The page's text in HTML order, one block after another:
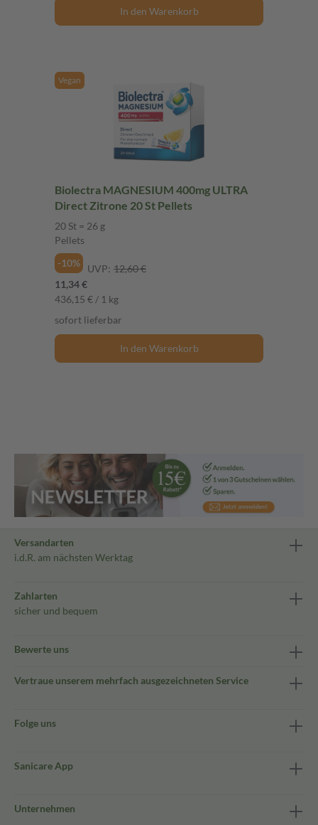
In den Warenkorb
Vegan
Biolectra MAGNESIUM 400mg ULTRA
Direct Zitrone 20 St Pellets
20 St = 26 g
Pellets
-10%
UVP: 12,60 €
11,34 €
436,15 € / 1 kg
sofort lieferbar
In den Warenkorb
Versandarten
i.d.R. am nächsten Werktag
Zahlarten
sicher und bequem
Bewerte uns
Vertraue unserem mehrfach ausgezeichneten Service
Folge uns
Sanicare App
Unternehmen